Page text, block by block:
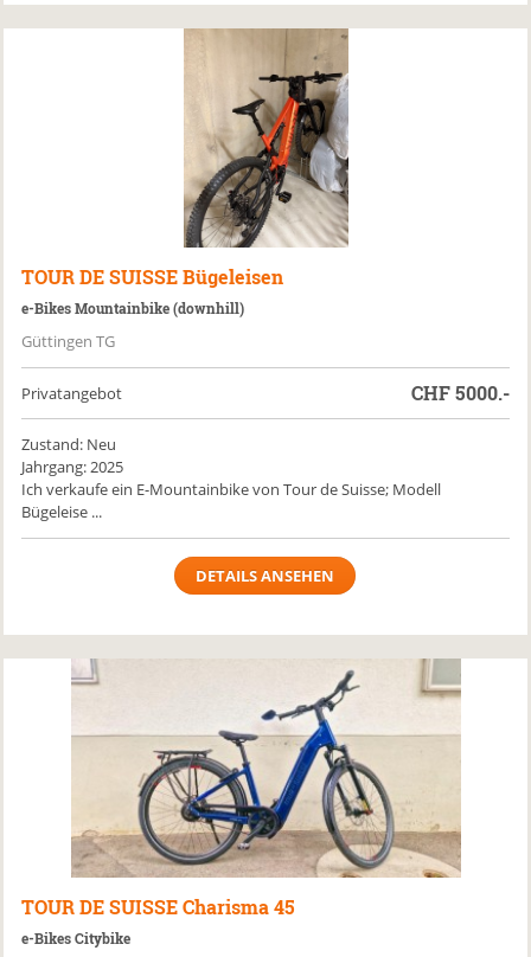
TOUR DE SUISSE Bügeleisen
e-Bikes Mountainbike (downhill)
Güttingen TG
Privatangebot CHF5000.-
Zustand: Neu
Jahrgang: 2025
Ich verkaufe ein E-Mountainbike von Tour de Suisse; Modell
Bügeleise ...
DETAILS ANSEHEN
TOUR DE SUISSE Charisma 45
e-Bikes Citybike